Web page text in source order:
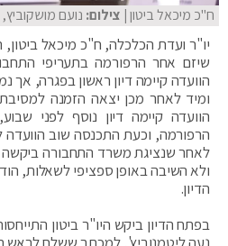
ח"כ מיכאל ביטון| צילום: נועם
יו"ר ועדת הכלכלה, ח"כ מיכאל
שיזם אחר הרפורמה בתעריפי
הוועדה קיימה דיון ראשון בפגרה,
ומיד לאחר מכן יצאה הזמנה
הוועדה קיימה דיון נוסף לפני
הרפורמה, וכעת התכנסה שוב הוועדה
לאחר שנציגת משרד התחבורה
ולא השיבה באופן ספציפי לשאלות,
הדיון.
בפתח הדיון ביקש היו"ר ביטון